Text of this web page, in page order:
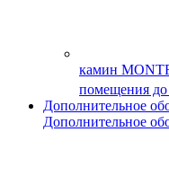
камин
помещения
Дополнительное
Дополнительное